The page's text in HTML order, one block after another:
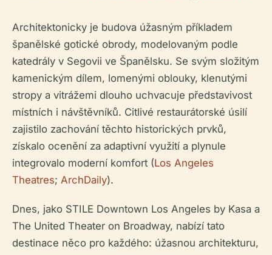
Architektonicky je budova úžasným příkladem
španělské gotické obrody, modelovaným podle
katedrály v Segovii ve Španělsku. Se svým složitým
kamenickým dílem, lomenými oblouky, klenutými
stropy a vitrážemi dlouho uchvacuje představivost
místních i návštěvníků. Citlivé restaurátorské úsilí
zajistilo zachování těchto historických prvků,
získalo ocenění za adaptivní využití a plynule
integrovalo moderní komfort (Los Angeles
Theatres; ArchDaily).
Dnes, jako STILE Downtown Los Angeles by Kasa a
The United Theater on Broadway, nabízí tato
destinace něco pro každého: úžasnou architekturu,